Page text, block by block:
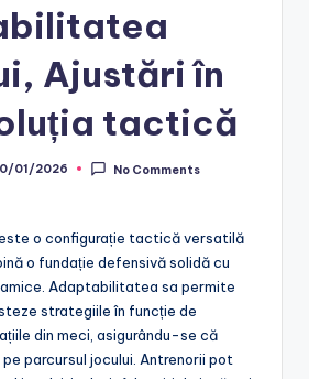
Ajustări în
tactică
01/2026 No Comments
o configurație tactică versatilă
o fundație defensivă solidă cu
Adaptabilitatea sa permite
strategiile în funcție de
din meci, asigurându-se că
parcursul jocului. Antrenorii pot